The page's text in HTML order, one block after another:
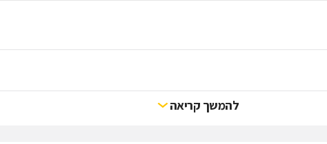
להמשך קריאה